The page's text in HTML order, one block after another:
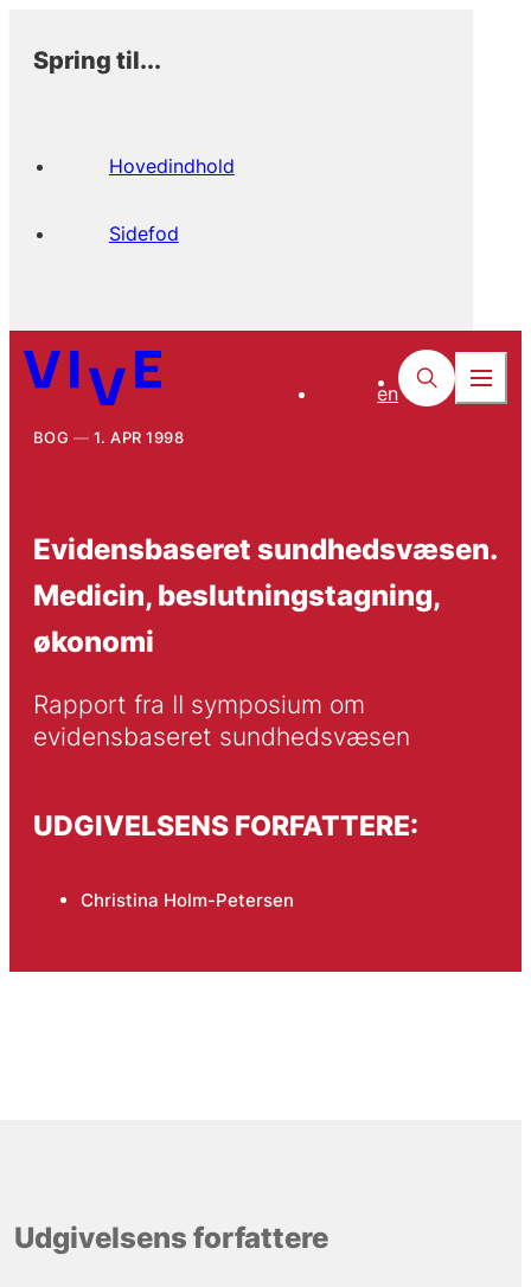
Spring til...
Hovedindhold
Sidefod
en
BOG 1. APR 1998
Evidensbaseret sundhedsvæsen.
Medicin, beslutningstagning,
økonomi
Rapport fra II symposium om
evidensbaseret sundhedsvæsen
UDGIVELSENS FORFATTERE:
Christina Holm-Petersen
Udgivelsens forfattere